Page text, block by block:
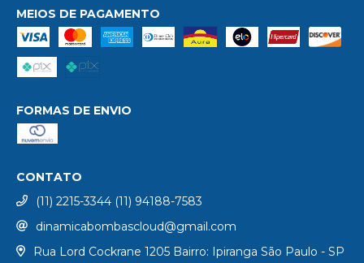
MEIOS DE PAGAMENTO
FORMAS DE ENVIO
CONTATO
(11) 2215-3344 (11) 94188-7583
dinamicabombascloud@gmail.com
Rua Lord Cockrane 1205 Bairro: Ipiranga São Paulo - SP